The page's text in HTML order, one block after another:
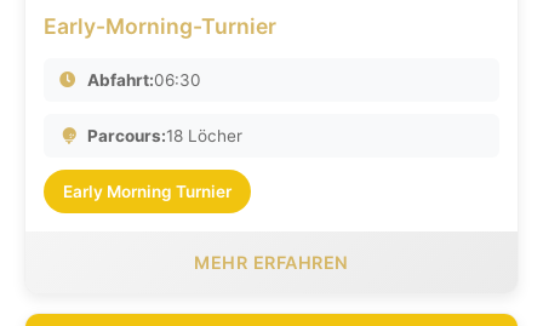
Early-Morning-Turnier
Abfahrt:06:30
Parcours:18 Löcher
Early Morning Turnier
MEHR ERFAHREN